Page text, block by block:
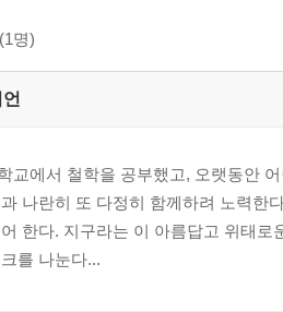
(1명)
교에서 철학을 공부했고, 오랫동안
나란히 또 다정히 함께하려 노력한
한다. 지구라는 이 아름답고 위태
를 나눈다...